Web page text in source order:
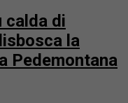
calda di
la
Pedemontana